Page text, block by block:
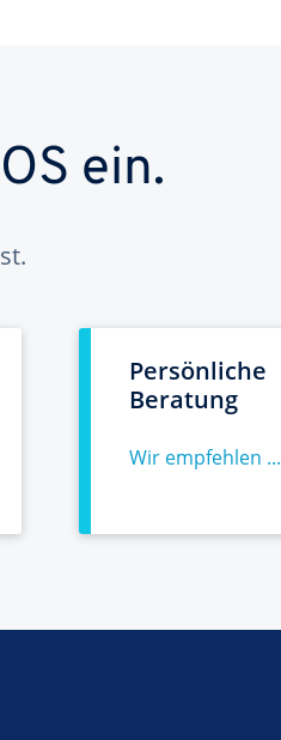
ein.
Persönliche
Beratung
Wir empfehlen ...